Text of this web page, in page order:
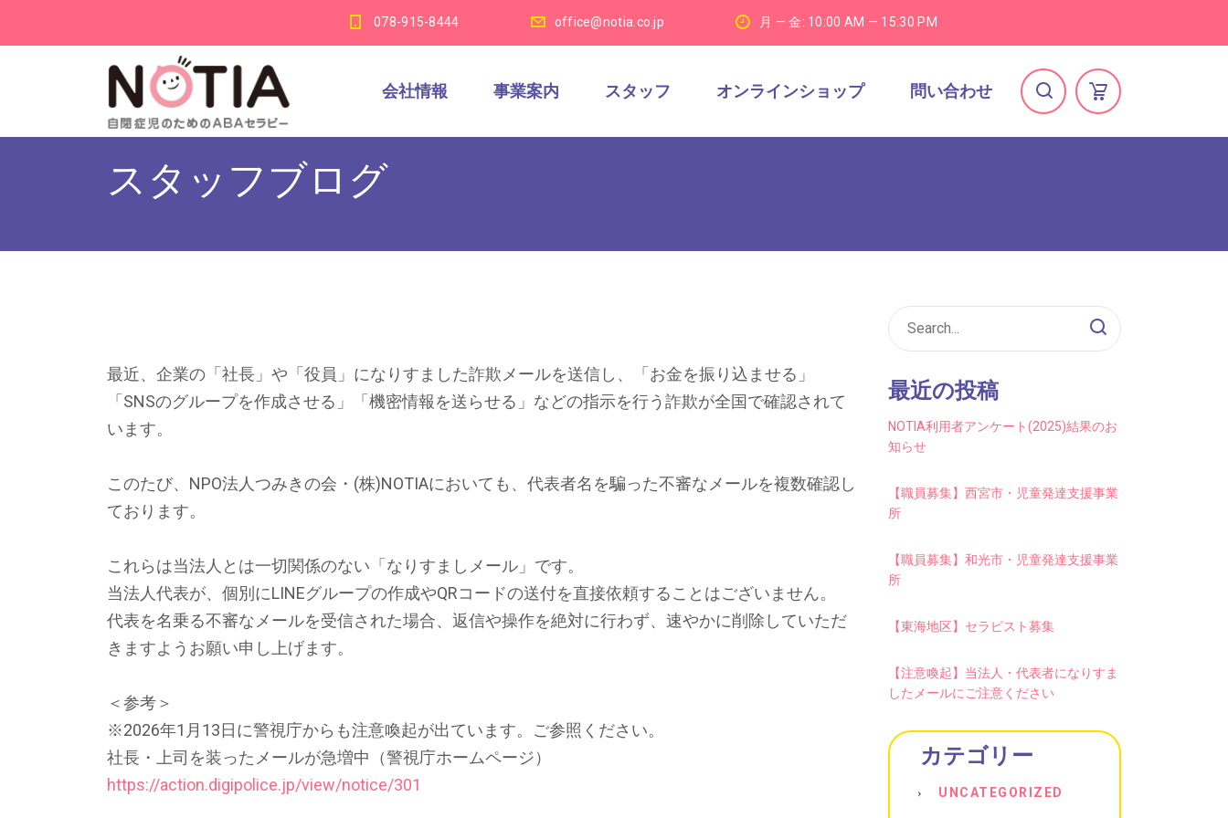
078-915-8444 office@notia.co.jp 月 — 金: 10:00 AM — 15:30 PM
会社情報 事業案内 スタッフ オンラインショップ 問い合わせ
スタッフブログ
最近、企業の「社長」や「役員」になりすました詐欺メールを送信し、「お金を振り込ませる」
「SNSのグループを作成させる」「機密情報を送らせる」などの指示を行う詐欺が全国で確認されて
います。
このたび、NPO法人つみきの会・(株)NOTIAにおいても、代表者名を騙った不審なメールを複数確認し
ております。
これらは当法人とは一切関係のない「なりすましメール」です。
当法人代表が、個別にLINEグループの作成やQRコードの送付を直接依頼することはございません。
代表を名乗る不審なメールを受信された場合、返信や操作を絶対に行わず、速やかに削除していただ
きますようお願い申し上げます。
＜参考＞
※2026年1月13日に警視庁からも注意喚起が出ています。ご参照ください。
社長・上司を装ったメールが急増中（警視庁ホームページ）
https://action.digipolice.jp/view/notice/301
最近の投稿
NOTIA利用者アンケート(2025)結果のお
知らせ
【職員募集】西宮市・児童発達支援事業
所
【職員募集】和光市・児童発達支援事業
所
【東海地区】セラピスト募集
【注意喚起】当法人・代表者になりすま
したメールにご注意ください
カテゴリー
UNCATEGORIZED